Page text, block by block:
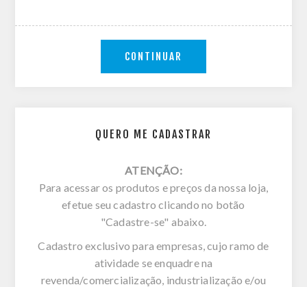
QUERO ME CADASTRAR
ATENÇÃO:
Para acessar os produtos e preços da nossa loja,
efetue seu cadastro clicando no botão
"Cadastre-se" abaixo.
Cadastro exclusivo para empresas, cujo ramo de
atividade se enquadre na
revenda/comercialização, industrialização e/ou
CONTINUAR